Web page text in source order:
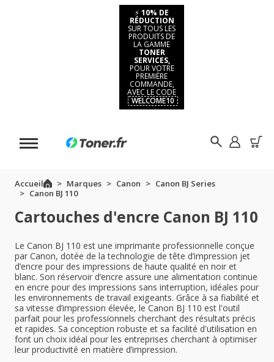
⚡ 10% DE
RÉDUCTION
SUR TOUS LES
PRODUITS DE
LA GAMME
TONER
SERVICES,
POUR VOTRE
PREMIÈRE
COMMANDE,
AVEC LE CODE
WELCOME10
Accueil Marques Canon
Canon BJ Series
Canon BJ 110
Cartouches d'encre Canon BJ 110
Le Canon BJ 110 est une imprimante professionnelle conçue
par Canon, dotée de la technologie de tête d’impression jet
d’encre pour des impressions de haute qualité en noir et
blanc. Son réservoir d’encre assure une alimentation continue
en encre pour des impressions sans interruption, idéales pour
les environnements de travail exigeants. Grâce à sa fiabilité et
sa vitesse d’impression élevée, le Canon BJ 110 est l'outil
parfait pour les professionnels cherchant des résultats précis
et rapides. Sa conception robuste et sa facilité d'utilisation en
font un choix idéal pour les entreprises cherchant à optimiser
leur productivité en matière d’impression.